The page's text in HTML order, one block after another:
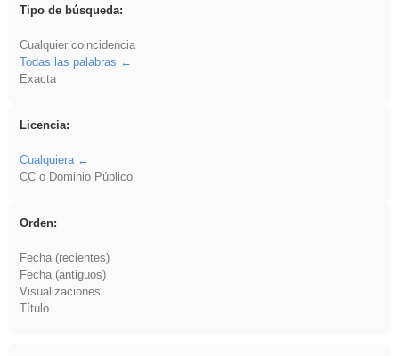
Tipo de búsqueda:
Cualquier coincidencia
Todas las palabras
Exacta
Licencia:
Cualquiera
CCo Dominio Público
Orden:
Fecha (recientes)
Fecha (antiguos)
Visualizaciones
Título